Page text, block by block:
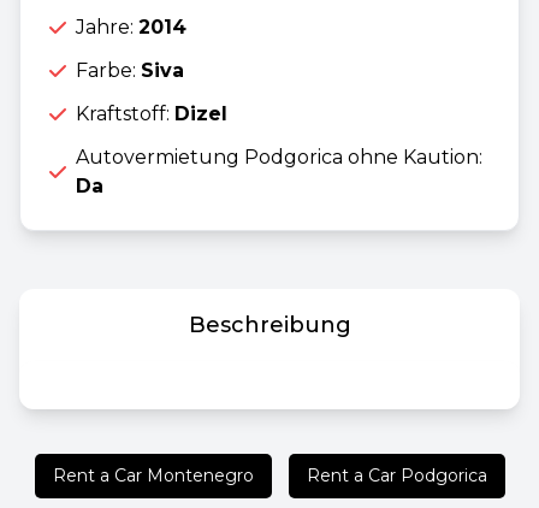
Jahre: 2014
Farbe: Siva
Kraftstoff: Dizel
Autovermietung Podgorica ohne Kaution:
Da
Beschreibung
Rent a Car Montenegro Rent a Car Podgorica